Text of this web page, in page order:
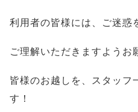
利用者の皆様には、ご迷惑
ご理解いただきますようお
皆様のお越しを、スタッフ
す！